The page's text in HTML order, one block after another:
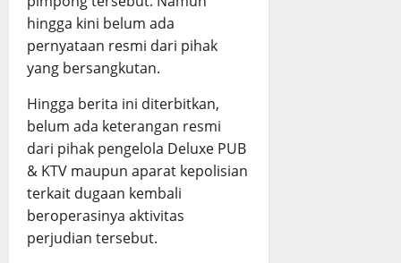
hingga kini belum ada
pernyataan resmi dari pihak
yang bersangkutan.
Hingga berita ini diterbitkan,
belum ada keterangan resmi
dari pihak pengelola Deluxe PUB
& KTV maupun aparat kepolisian
terkait dugaan kembali
beroperasinya aktivitas
perjudian tersebut.